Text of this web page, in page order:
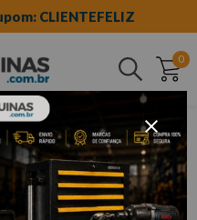
CLIENTEFELIZ
0
Buscar
chave allen tipo t